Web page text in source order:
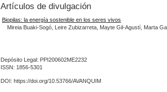
Artículos de divulgación
Biopilas: la energía sostenible en los seres vivos
Mireia Buaki-Sogó, Leire Zubizarreta, Mayte Gil-Agustí, Marta
Depósito Legal: PPI200602ME2232
ISSN: 1856-5301
DOI: https://doi.org/10.53766/AVANQUIM